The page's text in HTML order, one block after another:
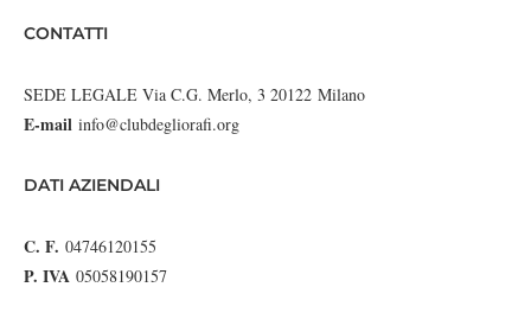
CONTATTI
SEDE LEGALE Via C.G. Merlo, 3 20122 Milano
E-mail info@clubdegliorafi.org
DATI AZIENDALI
C. F. 04746120155
P. IVA 05058190157